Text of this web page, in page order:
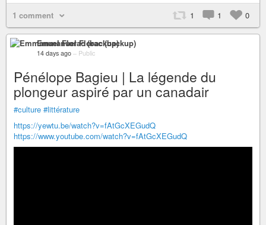
1 comment 1 1 0
Emmanuel Florac (backup)
14 days ago – Public
Pénélope Bagieu | La légende du
plongeur aspiré par un canadair
#culture #littérature
https://yewtu.be/watch?v=fAtGcXEGudQ
https://www.youtube.com/watch?v=fAtGcXEGudQ